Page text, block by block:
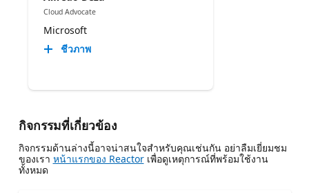
Cloud Advocate
Microsoft
ชีวภาพ
กิจกรรมที่เกี่ยวข้อง
กิจกรรมด้านล่างนี้อาจน่าสนใจสําหรับคุณเช่นกัน อย่าลืมเยี่ยมชม
ของเรา หน้าแรกของ Reactorเพื่อดูเหตุการณ์ที่พร้อมใช้งาน
ทั้งหมด